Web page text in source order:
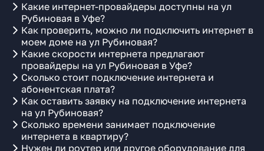
Какие интернет-провайдеры доступны на ул
Рубиновая в Уфе?
Как проверить, можно ли подключить интернет в
моем доме на ул Рубиновая?
Какие скорости интернета предлагают
провайдеры на ул Рубиновая в Уфе?
Сколько стоит подключение интернета и
абонентская плата?
Как оставить заявку на подключение интернета
на ул Рубиновая?
Сколько времени занимает подключение
интернета в квартиру?
Нужен ли роутер или другое оборудование для